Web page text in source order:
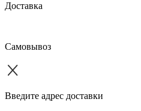
Доставка
Самовывоз
Введите адрес доставки